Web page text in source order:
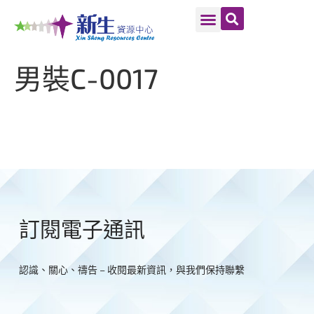
男裝C-0017
訂閱電子通訊
認識、關心、禱告 – 收閱最新資訊，與我們保持聯繫